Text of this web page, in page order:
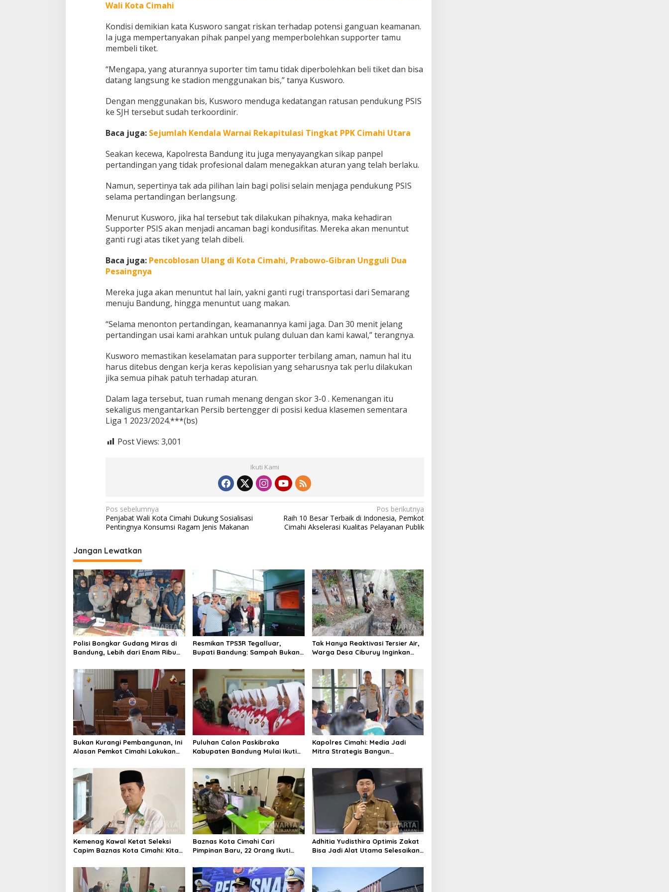
Wali Kota Cimahi
Kondisi demikian kata Kusworo sangat riskan terhadap potensi ganguan keamanan.
Ia juga mempertanyakan pihak panpel yang memperbolehkan supporter tamu
membeli tiket.
“Mengapa, yang aturannya suporter tim tamu tidak diperbolehkan beli tiket dan bisa
datang langsung ke stadion menggunakan bis,” tanya Kusworo.
Dengan menggunakan bis, Kusworo menduga kedatangan ratusan pendukung PSIS
ke SJH tersebut sudah terkoordinir.
Baca juga: Sejumlah Kendala Warnai Rekapitulasi Tingkat PPK Cimahi Utara
Seakan kecewa, Kapolresta Bandung itu juga menyayangkan sikap panpel
pertandingan yang tidak profesional dalam menegakkan aturan yang telah berlaku.
Namun, sepertinya tak ada pilihan lain bagi polisi selain menjaga pendukung PSIS
selama pertandingan berlangsung.
Menurut Kusworo, jika hal tersebut tak dilakukan pihaknya, maka kehadiran
Supporter PSIS akan menjadi ancaman bagi kondusifitas. Mereka akan menuntut
ganti rugi atas tiket yang telah dibeli.
Baca juga: Pencoblosan Ulang di Kota Cimahi, Prabowo-Gibran Ungguli Dua
Pesaingnya
Mereka juga akan menuntut hal lain, yakni ganti rugi transportasi dari Semarang
menuju Bandung, hingga menuntut uang makan.
“Selama menonton pertandingan, keamanannya kami jaga. Dan 30 menit jelang
pertandingan usai kami arahkan untuk pulang duluan dan kami kawal,” terangnya.
Kusworo memastikan keselamatan para supporter terbilang aman, namun hal itu
harus ditebus dengan kerja keras kepolisian yang seharusnya tak perlu dilakukan
jika semua pihak patuh terhadap aturan.
Dalam laga tersebut, tuan rumah menang dengan skor 3-0 . Kemenangan itu
sekaligus mengantarkan Persib bertengger di posisi kedua klasemen sementara
Liga 1 2023/2024.***(bs)
Post Views: 3,001
Ikuti Kami
N
a
i
g
a
s
i
p
o
s
Pos sebelumnya
Penjabat Wali Kota Cimahi Dukung Sosialisasi
Pentingnya Konsumsi Ragam Jenis Makanan
Pos berikutnya
Raih 10 Besar Terbaik di Indonesia, Pemkot
Cimahi Akselerasi Kualitas Pelayanan Publik
Jangan Lewatkan
Polisi Bongkar Gudang Miras di
Bandung, Lebih dari Enam Ribu
Resmikan TPS3R Tegalluar,
Bupati Bandung: Sampah Bukan
Tak Hanya Reaktivasi Tersier Air,
Warga Desa Ciburuy Inginkan
Bukan Kurangi Pembangunan, Ini
Alasan Pemkot Cimahi Lakukan
Puluhan Calon Paskibraka
Kabupaten Bandung Mulai Ikuti
Kapolres Cimahi: Media Jadi
Mitra Strategis Bangun
Kemenag Kawal Ketat Seleksi
Capim Baznas Kota Cimahi: Kita
Berintegritas
Baznas Kota Cimahi Cari
Pimpinan Baru, 22 Orang Ikuti
Adhitia Yudisthira Optimis Zakat
Bisa Jadi Alat Utama Selesaikan